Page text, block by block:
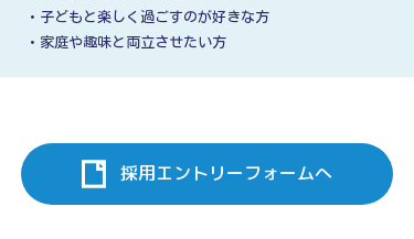
・子どもと楽しく過ごすのが好きな方
・家庭や趣味と両立させたい方
採用エントリーフォームへ